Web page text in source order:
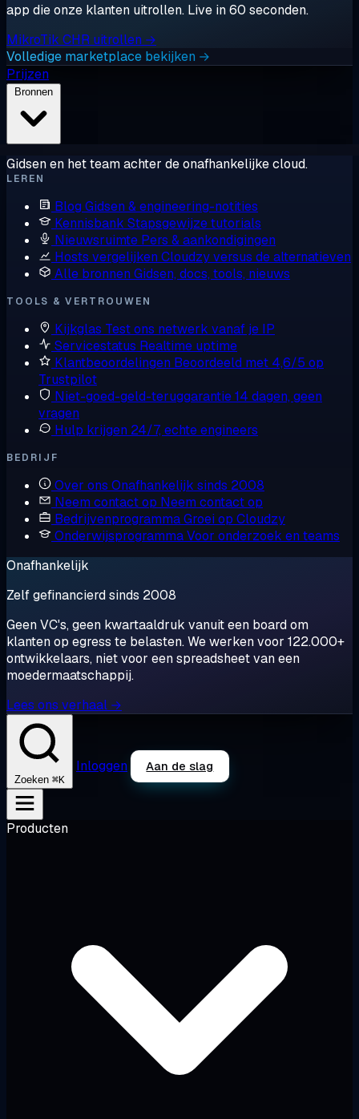
app die onze klanten uitrollen. Live in 60 seconden.
MikroTik CHR uitrollen →
Volledige marketplace bekijken →
Prijzen
Gidsen en het team achter de onafhankelijke cloud.
LEREN
Blog Gidsen & engineering-notities
Kennisbank Stapsgewijze tutorials
Nieuwsruimte Pers & aankondigingen
Hosts vergelijken Cloudzy versus de alternatieven
Alle bronnen Gidsen, docs, tools, nieuws
TOOLS & VERTROUWEN
Kijkglas Test ons netwerk vanaf je IP
Servicestatus Realtime uptime
Klantbeoordelingen Beoordeeld met 4,6/5 op
Trustpilot
Niet-goed-geld-teruggarantie14 dagen, geen
vragen
Hulp krijgen 24/7, echte engineers
BEDRIJF
Over ons Onafhankelijk sinds 2008
Neem contact op Neem contact op
BedrijvenprogrammaGroei op Cloudzy
OnderwijsprogrammaVoor onderzoek en teams
Onafhankelijk
Zelf gefinancierd sinds 2008
Geen VC's, geen kwartaaldruk vanuit een board om
klanten op egress te belasten. We werken voor 122.000+
ontwikkelaars, niet voor een spreadsheet van een
moedermaatschappij.
Lees ons verhaal →
Zoeken ⌘K
Inloggen Aan de slag
Producten